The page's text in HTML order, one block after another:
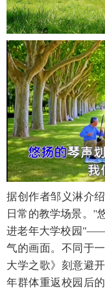
据创作者邹义淋介
日常的教学场景。"
进老年大学校园
气的画面。不同于
大学之歌》刻意避
年群体重返校园后